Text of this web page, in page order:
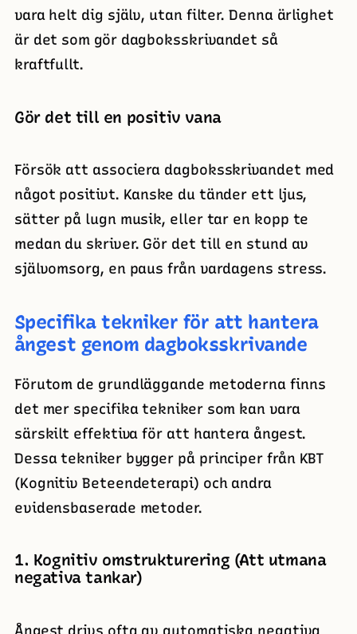
vara helt dig själv, utan filter. Denna ärlighet
är det som gör dagboksskrivandet så
kraftfullt.
Gör det till en positiv vana
Försök att associera dagboksskrivandet med
något positivt. Kanske du tänder ett ljus,
sätter på lugn musik, eller tar en kopp te
medan du skriver. Gör det till en stund av
självomsorg, en paus från vardagens stress.
Specifika tekniker för att hantera
ångest genom dagboksskrivande
Förutom de grundläggande metoderna finns
det mer specifika tekniker som kan vara
särskilt effektiva för att hantera ångest.
Dessa tekniker bygger på principer från KBT
(Kognitiv Beteendeterapi) och andra
evidensbaserade metoder.
1. Kognitiv omstrukturering (Att utmana
negativa tankar)
Ångest drivs ofta av automatiska negativa